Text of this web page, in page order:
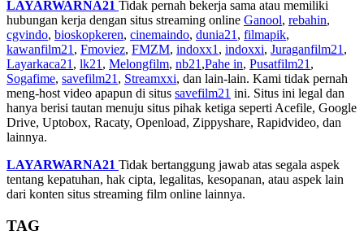
LAYARWARNA21 Tidak pernah bekerja sama atau memiliki
hubungan kerja dengan situs streaming online Ganool, rebahin,
cgvindo, bioskopkeren, cinemaindo, dunia21 , filmapik,
kawanfilm21 , Fmoviez, FMZM, indoxx1 , indoxxi, Juraganfilm21 ,
Layarkaca21 , lk21 , Melongfilm, nb21 ,Pahe in, Pusatfilm21 ,
Sogafime, savefilm21 , Streamxxi, dan lain-lain. Kami tidak pernah
meng-host video apapun di situs savefilm21 ini. Situs ini legal dan
hanya berisi tautan menuju situs pihak ketiga seperti Acefile, Google
Drive, Uptobox, Racaty, Openload, Zippyshare, Rapidvideo, dan
lainnya.
LAYARWARNA21 Tidak bertanggung jawab atas segala aspek
tentang kepatuhan, hak cipta, legalitas, kesopanan, atau aspek lain
dari konten situs streaming film online lainnya.
TAG